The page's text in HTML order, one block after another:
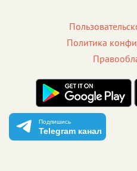
Политика
Подпишись
Telegram канал